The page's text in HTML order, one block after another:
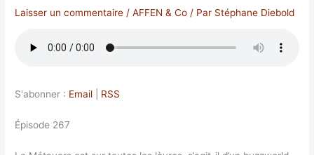
Laisser un commentaire /AFFEN & Co / Par Stéphane Diebold
S'abonner : Email RSS
Épisode 267